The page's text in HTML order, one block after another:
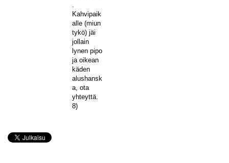
.
Kahvipaik
alle (miun
tykö) jäi
jollain
lynen pipo
ja oikean
käden
alushansk
a, ota
yhteyttä.
8)